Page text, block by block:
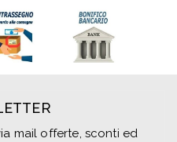
mail offerte, sconti ed